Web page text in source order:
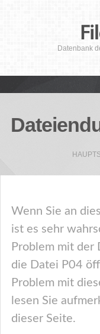
Datenbank
Wenn Sie an
ist es sehr
Problem mit der
die Datei P04
Problem mit
lesen Sie
dieser Seite.